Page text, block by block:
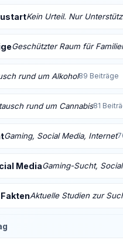
Kein Urteil. Nur
Geschützter Raum für
rund um Alkohol89 Beiträge
rund um Cannabis81
Gaming, Social Media, Internet
MediaGaming-Sucht,
Aktuelle Studien zur